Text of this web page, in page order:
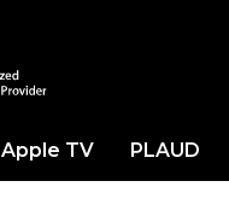
Apple TV PLAUD